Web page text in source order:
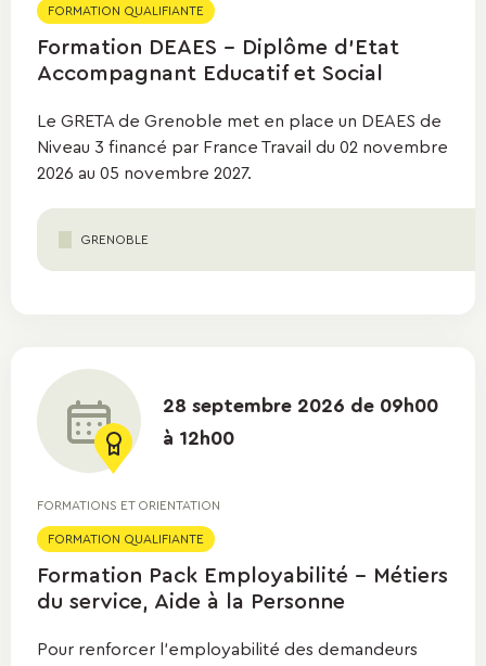
FORMATION QUALIFIANTE
Formation DEAES - Diplôme d'Etat
Accompagnant Educatif et Social
Le GRETA de Grenoble met en place un DEAES de
Niveau 3 financé par France Travail du 02 novembre
2026 au 05 novembre 2027.
GRENOBLE
28 septembre 2026 de 09h00
à 12h00
FORMATIONS ET ORIENTATION
FORMATION QUALIFIANTE
Formation Pack Employabilité - Métiers
du service, Aide à la Personne
Pour renforcer l'employabilité des demandeurs